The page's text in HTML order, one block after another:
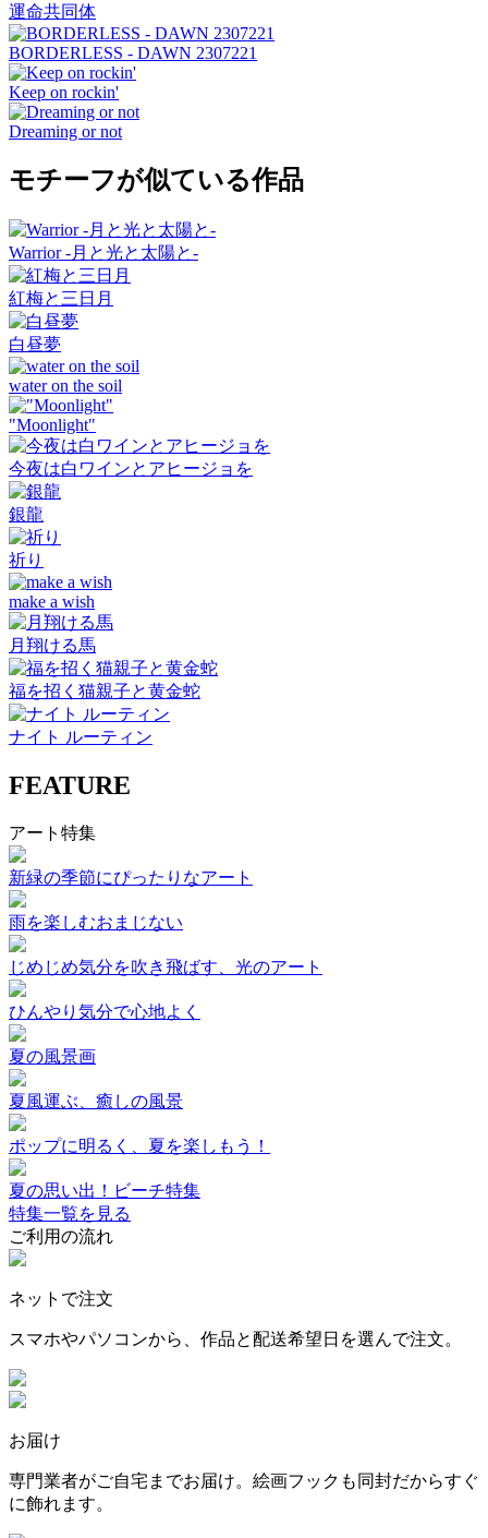
運命共同体
BORDERLESS - DAWN 2307221
Keep on rockin'
Dreaming or not
モチーフが似ている作品
Warrior -月と光と太陽と-
紅梅と三日月
白昼夢
water on the soil
"Moonlight"
今夜は白ワインとアヒージョを
銀龍
祈り
make a wish
月翔ける馬
福を招く猫親子と黄金蛇
ナイト ルーティン
FEATURE
アート特集
新緑の季節にぴったりなアート
雨を楽しむおまじない
じめじめ気分を吹き飛ばす、光のアート
ひんやり気分で心地よく
夏の風景画
夏風運ぶ、癒しの風景
ポップに明るく、夏を楽しもう！
夏の思い出！ビーチ特集
特集一覧を見る
ご利用の流れ
ネットで注文
スマホやパソコンから、作品と配送希望日を選んで注文。
お届け
専門業者がご自宅までお届け。絵画フックも同封だからすぐ
に飾れます。